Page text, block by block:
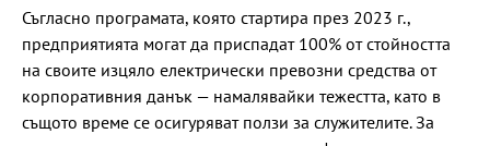
Съгласно програмата, която стартира през 2023 г.,
предприятията могат да приспадат 100% от стойността
на своите изцяло електрически превозни средства от
корпоративния данък — намалявайки тежестта, като в
същото време се осигуряват ползи за служителите. За